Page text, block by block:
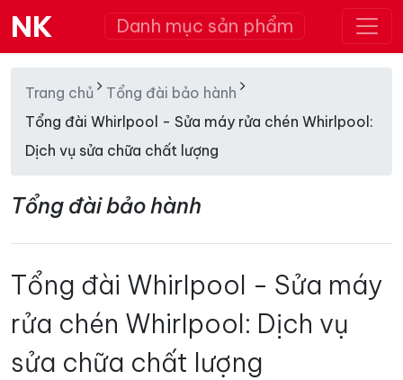
NK Danh mục sản phẩm
Trang chủ
Tổng đài bảo hành
Tổng đài Whirlpool - Sửa máy rửa chén Whirlpool:
Dịch vụ sửa chữa chất lượng
Tổng đài bảo hành
Tổng đài Whirlpool - Sửa máy
rửa chén Whirlpool: Dịch vụ
sửa chữa chất lượng